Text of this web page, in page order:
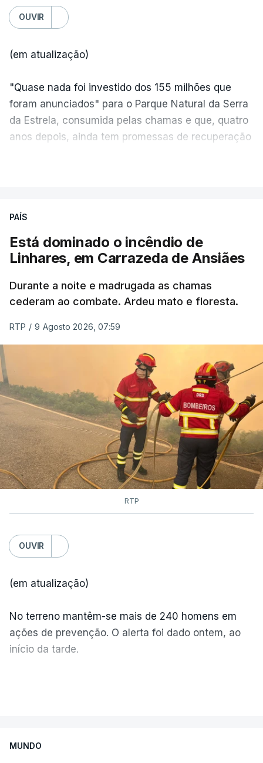
OUVIR
(em atualização)
"Quase nada foi investido dos 155 milhões que
foram anunciados" para o Parque Natural da Serra
da Estrela, consumida pelas chamas e que, quatro
anos depois, ainda tem promessas de recuperação
ESTE CONTEÚDO ESTÁ NESTE
PAÍS
Está dominado o incêndio de
Linhares, em Carrazeda de Ansiães
Durante a noite e madrugada as chamas
cederam ao combate. Ardeu mato e floresta.
RTP / 9 Agosto 2026, 07:59
RTP
OUVIR
(em atualização)
No terreno mantêm-se mais de 240 homens em
ações de prevenção. O alerta foi dado ontem, ao
início da tarde.
MUNDO